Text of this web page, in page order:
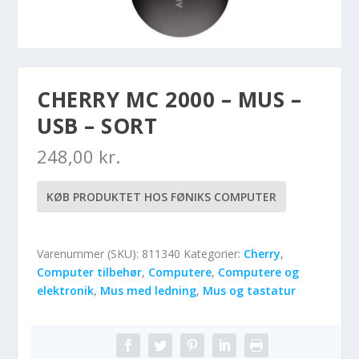
CHERRY MC 2000 – MUS –
USB – SORT
248,00 kr.
KØB PRODUKTET HOS FØNIKS COMPUTER
Varenummer (SKU): 811340 Kategorier: Cherry,
Computer tilbehør, Computere, Computere og
elektronik, Mus med ledning, Mus og tastatur